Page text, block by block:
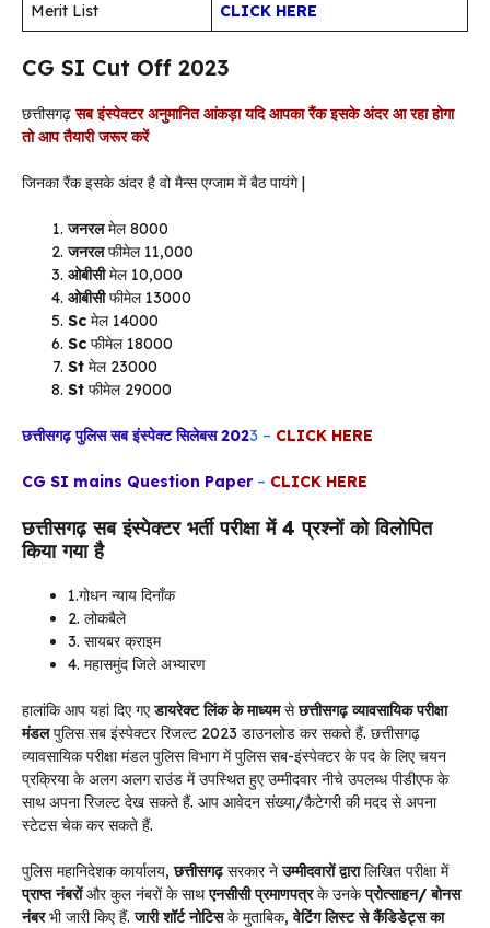
Merit List
CLICK HERE
CG SI Cut Off 2023
छत्तीसगढ़सब इंस्पेक्टर अनुमानित आंकड़ा यदि आपका रैंक इसके अंदर आ रहा होगा
तो आप तैयारी जरूर करें
जिनका रैंक इसके अंदर है वो मैन्स एग्जाम में बैठ पायंगे |
जनरलमेल 8000
जनरलफीमेल 11,000
ओबीसीमेल 10,000
ओबीसीफीमेल 13000
Sc मेल 14000
Sc फीमेल 18000
St मेल 23000
St फीमेल 29000
छत्तीसगढ़ पुलिस सब इंस्पेक्ट सिलेबस 2023 – CLICK HERE
CG SI mains Question Paper – CLICK HERE
छत्तीसगढ़सब इंस्पेक्टर भर्ती परीक्षा में 4 प्रश्नों को विलोपित
किया गया है
1.गोधन न्याय दिनाँक
2. लोकबैले
3. सायबर क्राइम
4. महासमुंद जिले अभ्यारण
हालांकि आप यहां दिए गएडायरेक्ट लिंक के माध्यमसेछत्तीसगढ़ व्यावसायिक परीक्षा
मंडलपुलिस सब इंस्पेक्टर रिजल्ट 2023 डाउनलोड कर सकते हैं. छत्तीसगढ़
व्यावसायिक परीक्षा मंडल पुलिस विभाग में पुलिस सब-इंस्पेक्टर के पद के लिए चयन
प्रक्रिया के अलग अलग राउंड में उपस्थित हुए उम्मीदवार नीचे उपलब्ध पीडीएफ के
साथ अपना रिजल्ट देख सकते हैं. आप आवेदन संख्या/कैटेगरी की मदद से अपना
स्टेटस चेक कर सकते हैं.
पुलिस महानिदेशक कार्यालय,छत्तीसगढ़सरकार नेउम्मीदवारों द्वारालिखित परीक्षा में
प्राप्त नंबरोंऔर कुल नंबरों के साथएनसीसी प्रमाणपत्रके उनकेप्रोत्साहन/ बोनस
नंबरभी जारी किए हैं.जारी शॉर्ट नोटिसके मुताबिक,वेटिंग लिस्ट से कैंडिडेट्स का